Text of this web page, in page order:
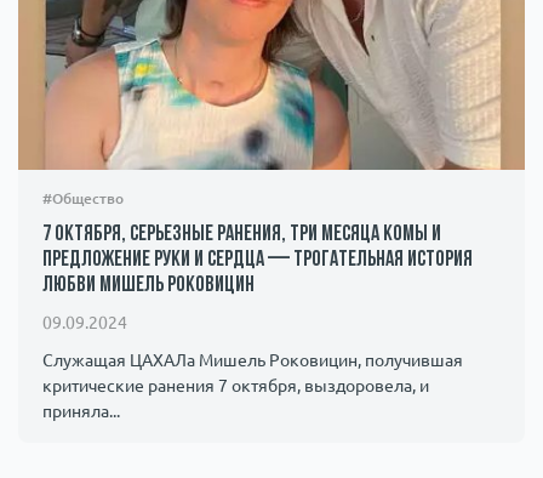
#Общество
7 октября, серьезные ранения, три месяца комы и
предложение руки и сердца — трогательная история
любви Мишель Роковицин
09.09.2024
Служащая ЦАХАЛа Мишель Роковицин, получившая
критические ранения 7 октября, выздоровела, и
приняла...